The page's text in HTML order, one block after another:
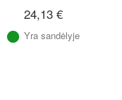
24,13 €
Yra sandėlyje